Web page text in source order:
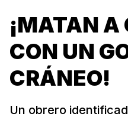
¡MATAN A
CON UN
CRÁNEO!
Un obrero